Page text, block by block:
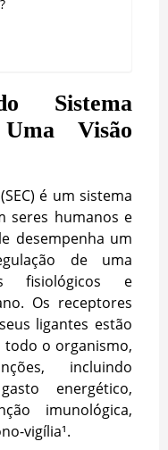
Sistema
Uma Visão
é um sistema
seres humanos e
desempenha um
de uma
fisiológicos e
Os receptores
ligantes estão
o organismo,
incluindo
energético,
imunológica,
vigília¹.